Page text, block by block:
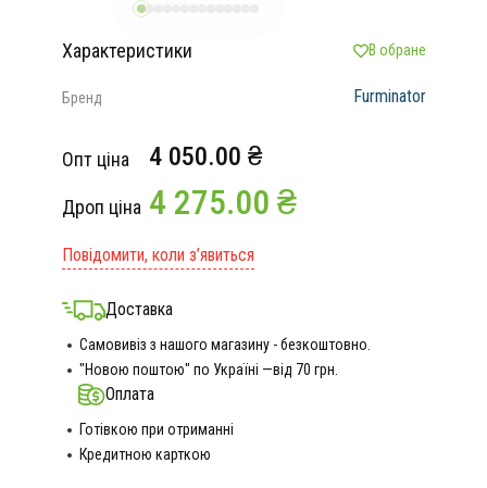
Характеристики В обране
Бренд Furminator
Опт ціна 4 050.00 ₴
Дроп ціна 4 275.00 ₴
Повідомити, коли з’явиться
Доставка
Самовивіз з нашого магазину - безкоштовно.
"Новою поштою" по Україні —від 70 грн.
Оплата
Готівкою при отриманні
Кредитною карткою